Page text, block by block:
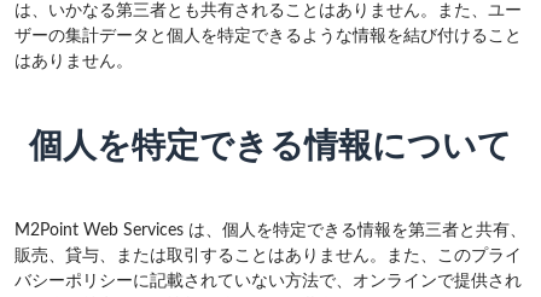
は、いかなる第三者とも共有されることはありません。また、ユー
ザーの集計データと個人を特定できるような情報を結び付けること
はありません。
個人を特定できる情報について
M2Point Web Services は、個人を特定できる情報を第三者と共有、
販売、貸与、または取引することはありません。また、このプライ
バシーポリシーに記載されていない方法で、オンラインで提供され